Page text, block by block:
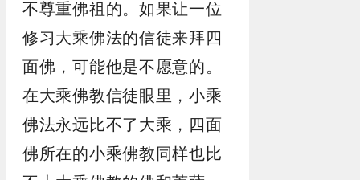
不尊重佛祖的。如果让一位
修习大乘佛法的信徒来拜四
面佛，可能他是不愿意的。
在大乘佛教信徒眼里，小乘
佛法永远比不了大乘，四面
佛所在的小乘佛教同样也比